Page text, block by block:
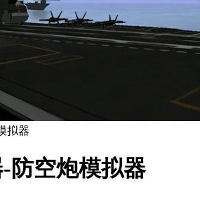
防空炮模拟器